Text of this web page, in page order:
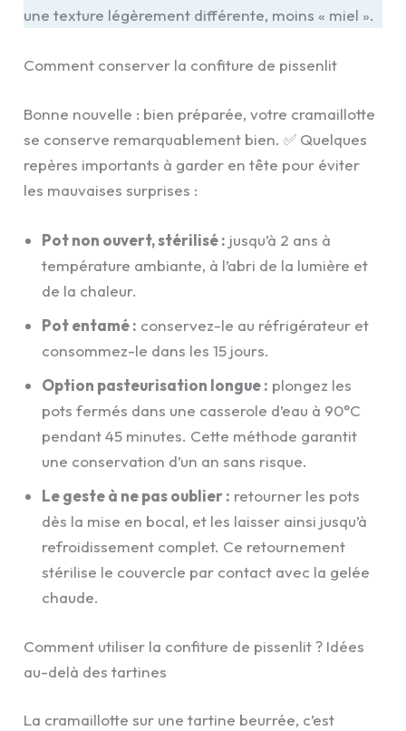
une texture légèrement différente, moins « miel ».
Comment conserver la confiture de pissenlit
Bonne nouvelle : bien préparée, votre cramaillotte
se conserve remarquablement bien. ✅ Quelques
repères importants à garder en tête pour éviter
les mauvaises surprises :
Pot non ouvert, stérilisé : jusqu’à 2 ans à
température ambiante, à l’abri de la lumière et
de la chaleur.
Pot entamé : conservez-le au réfrigérateur et
consommez-le dans les 15 jours.
Option pasteurisation longue : plongez les
pots fermés dans une casserole d’eau à 90°C
pendant 45 minutes. Cette méthode garantit
une conservation d’un an sans risque.
Le geste à ne pas oublier : retourner les pots
dès la mise en bocal, et les laisser ainsi jusqu’à
refroidissement complet. Ce retournement
stérilise le couvercle par contact avec la gelée
chaude.
Comment utiliser la confiture de pissenlit ? Idées
au-delà des tartines
La cramaillotte sur une tartine beurrée, c’est